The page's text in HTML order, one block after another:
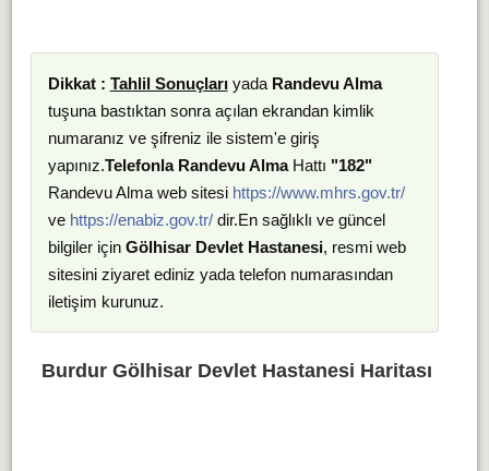
Dikkat : Tahlil Sonuçlarıyada Randevu Alma
tuşuna bastıktan sonra açılan ekrandan kimlik
numaranız ve şifreniz ile sistem'e giriş
yapınız.Telefonla Randevu AlmaHattı "182"
Randevu Alma web sitesi https://www.mhrs.gov.tr/
ve https://enabiz.gov.tr/dir.En sağlıklı ve güncel
bilgiler için Gölhisar Devlet Hastanesi, resmi web
sitesini ziyaret ediniz yada telefon numarasından
iletişim kurunuz.
Burdur Gölhisar Devlet Hastanesi Haritası